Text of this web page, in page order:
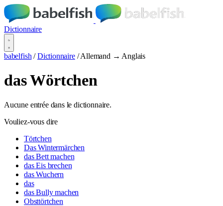
Dictionnaire
babelfish / Dictionnaire / Allemand → Anglais
das Wörtchen
Aucune entrée dans le dictionnaire.
Vouliez-vous dire
Törtchen
Das Wintermärchen
das Bett machen
das Eis brechen
das Wuchern
das
das Bully machen
Obsttörtchen